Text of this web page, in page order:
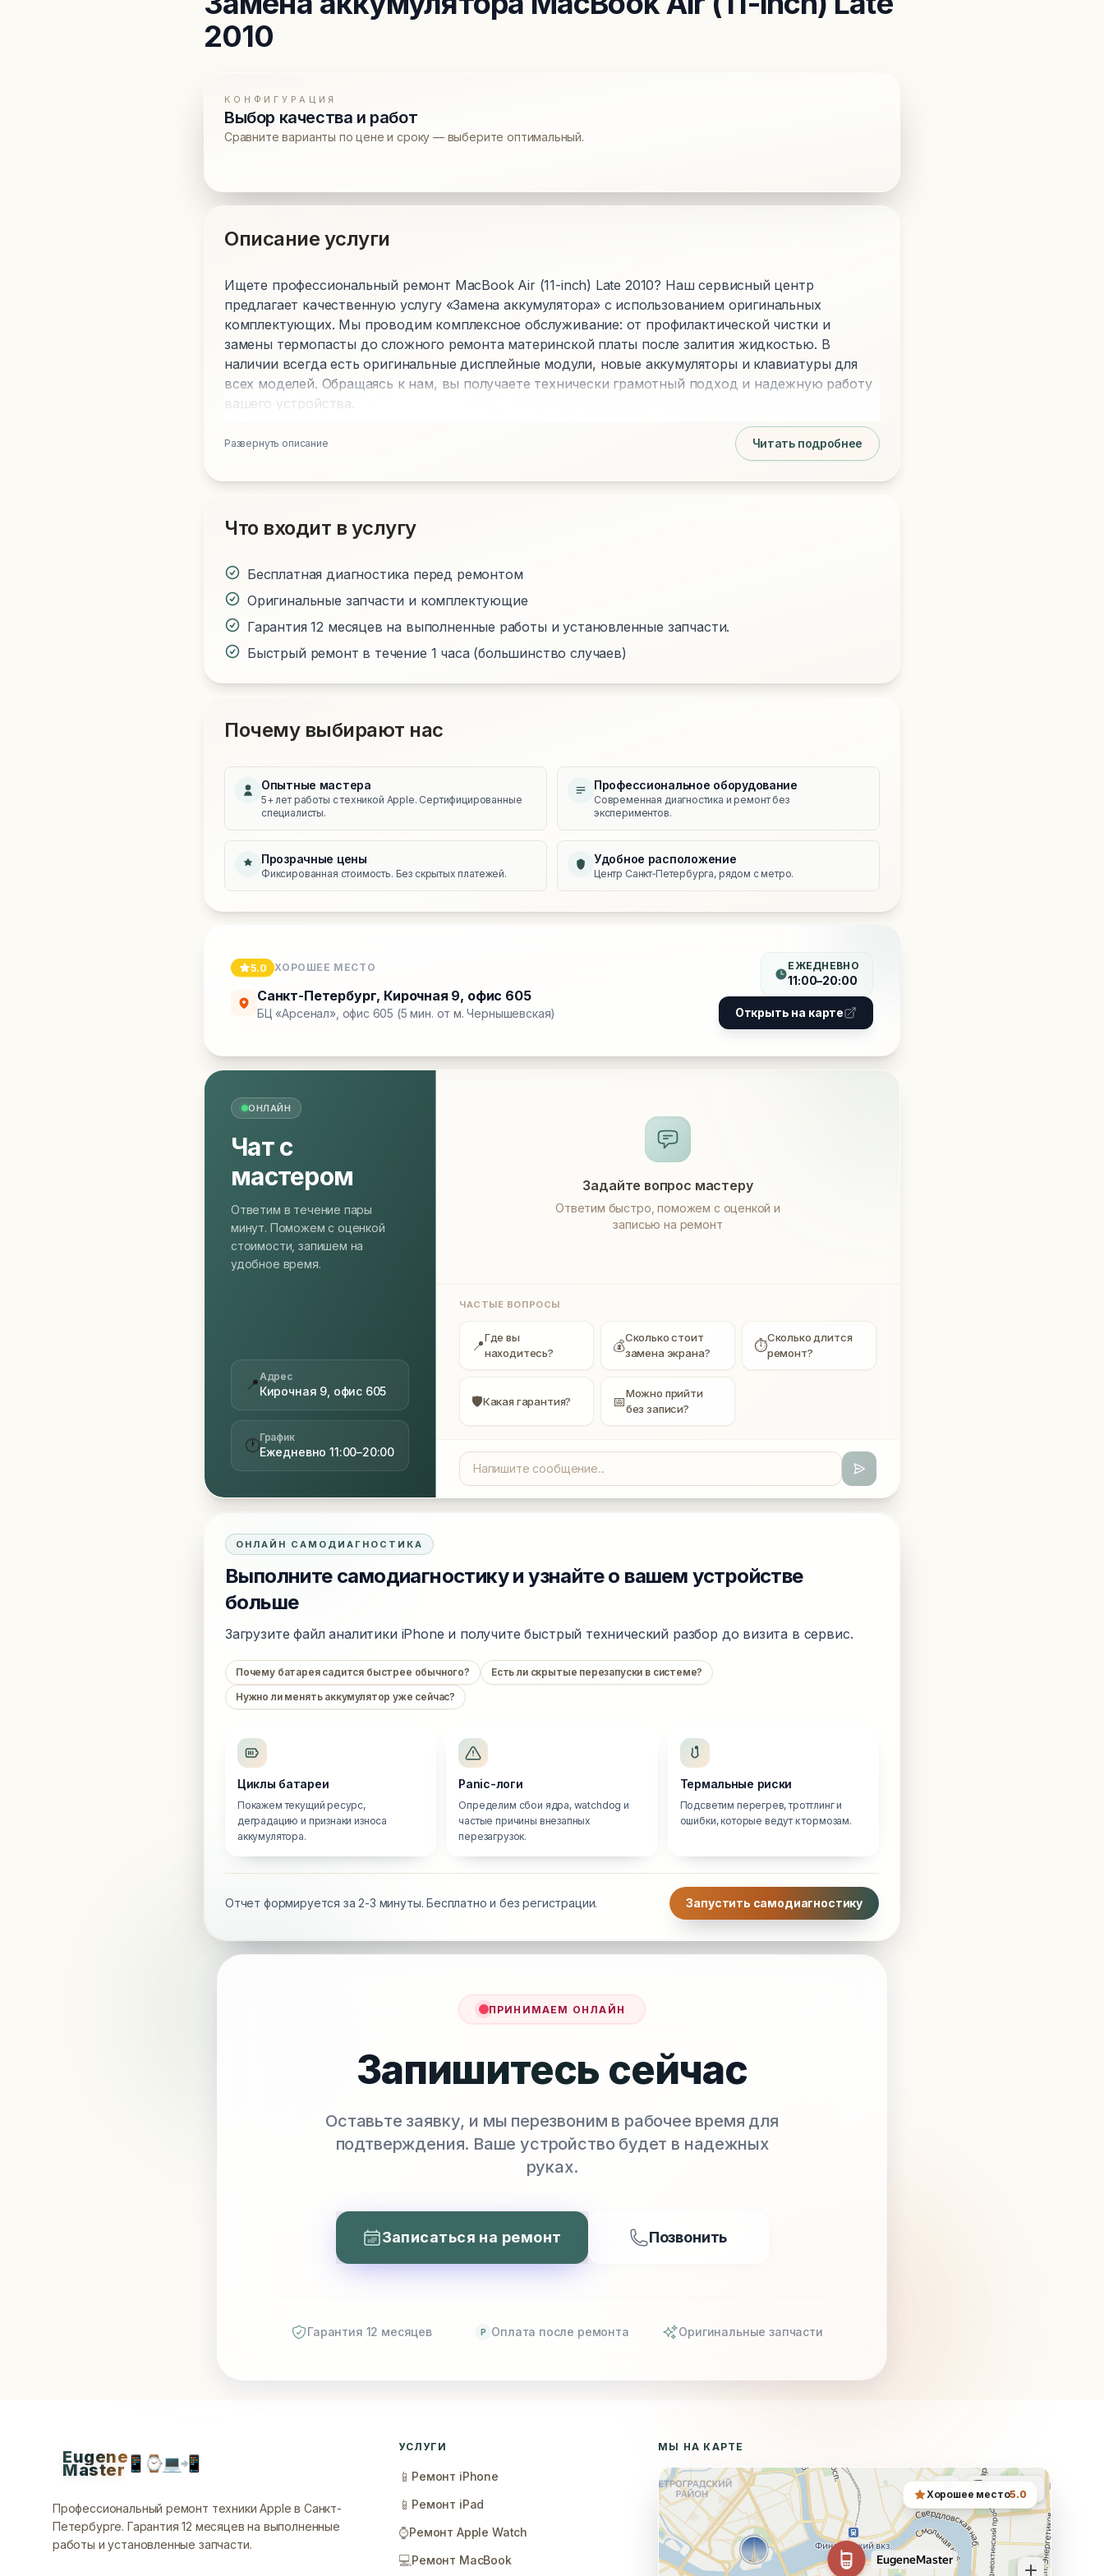
2010
КОНФИГУРАЦИЯ
Выбор качества и работ
Сравните варианты по цене и сроку — выберите оптимальный.
Описание услуги
Ищете профессиональный ремонт MacBook Air (11-inch) Late 2010? Наш сервисный центр
предлагает качественную услугу «Замена аккумулятора» с использованием оригинальных
комплектующих. Мы проводим комплексное обслуживание: от профилактической чистки и
замены термопасты до сложного ремонта материнской платы после залития жидкостью. В
наличии всегда есть оригинальные дисплейные модули, новые аккумуляторы и клавиатуры для
всех моделей. Обращаясь к нам, вы получаете технически грамотный подход и надежную работу
вашего устройства.
Развернуть описание Читать подробнее
Что входит в услугу
Бесплатная диагностика перед ремонтом
Оригинальные запчасти и комплектующие
Гарантия 12 месяцев на выполненные работы и установленные запчасти.
Быстрый ремонт в течение 1 часа (большинство случаев)
Почему выбирают нас
Опытные мастера
5+ лет работы с техникой Apple. Сертифицированные
специалисты.
Профессиональное оборудование
Современная диагностика и ремонт без
экспериментов.
Прозрачные цены
Фиксированная стоимость. Без скрытых платежей.
Удобное расположение
Центр Санкт‑Петербурга, рядом с метро.
5.0 ХОРОШЕЕ МЕСТО
Санкт-Петербург, Кирочная 9, офис 605
БЦ «Арсенал», офис 605 (5 мин. от м. Чернышевская)
ЕЖЕДНЕВНО
11:00–20:00
Открыть на карте
ОНЛАЙН
Чат с
мастером
Ответим в течение пары
минут. Поможем с оценкой
стоимости, запишем на
удобное время.
📍Адрес
Кирочная 9, офис 605
🕐График
Ежедневно 11:00–20:00
Задайте вопрос мастеру
Ответим быстро, поможем с оценкой и
записью на ремонт
ЧАСТЫЕ ВОПРОСЫ
📍Где вы
находитесь?
💰Сколько стоит
замена экрана?
⏱Сколько длится
ремонт?
🛡Какая гарантия? 📅Можно прийти
без записи?
ОНЛАЙН САМОДИАГНОСТИКА
Выполните самодиагностику и узнайте о вашем устройстве
больше
Загрузите файл аналитики iPhone и получите быстрый технический разбор до визита в сервис.
Почему батарея садится быстрее обычного?
Есть ли скрытые перезапуски в системе?
Нужно ли менять аккумулятор уже сейчас?
Циклы батареи
Покажем текущий ресурс,
деградацию и признаки износа
аккумулятора.
Panic-логи
Определим сбои ядра, watchdog и
частые причины внезапных
перезагрузок.
Термальные риски
Подсветим перегрев, троттлинг и
ошибки, которые ведут к тормозам.
Отчет формируется за 2-3 минуты. Бесплатно и без регистрации. Запустить самодиагностику
ПРИНИМАЕМ ОНЛАЙН
Запишитесь сейчас
Оставьте заявку, и мы перезвоним в рабочее время для
подтверждения. Ваше устройство будет в надежных
руках.
Записаться на ремонт Позвонить
Гарантия 12 месяцев P Оплата после ремонта Оригинальные запчасти
Eugene
Master📱 ⌚💻📲
Профессиональный ремонт техники Apple в Санкт-
Петербурге. Гарантия 12 месяцев на выполненные
работы и установленные запчасти.
УСЛУГИ
📱 Ремонт iPhone
📱 Ремонт iPad
⌚Ремонт Apple Watch
💻Ремонт MacBook
МЫ НА КАРТЕ
Хорошее место5.0